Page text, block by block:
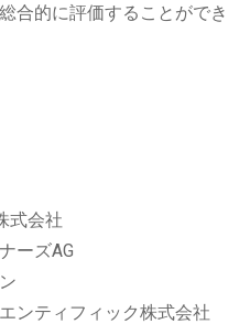
合的に評価することができ
式会社
ーズAG
ンティフィック株式会社